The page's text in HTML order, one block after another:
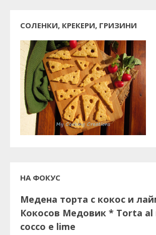
СОЛЕНКИ, КРЕКЕРИ, ГРИЗИНИ
НА ФОКУС
Медена торта с кокос и
Кокосов Медовик * Torta al
cocco e lime